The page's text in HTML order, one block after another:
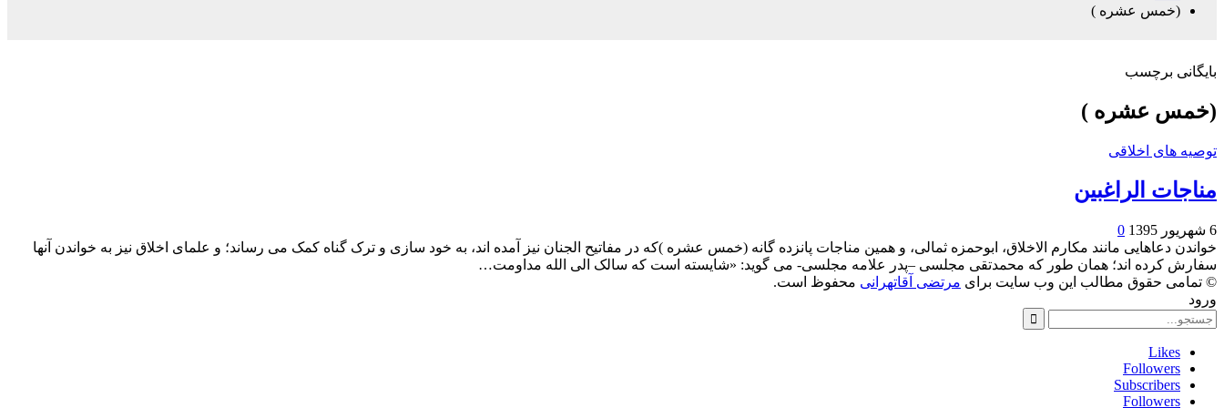
(خمس عشره )
بایگانی برچسب
(خمس عشره )
توصیه های اخلاقی
مناجات الراغبین
6 شهریور 1395
0
خواندن دعاهایی مانند مکارم الاخلاق، ابوحمزه ثمالی، و همین مناجات پانزده گانه (خمس عشره )که در مفاتیح الجنان نیز آمده اند، به خود سازی و ترک گناه کمک می رساند؛ و علمای اخلاق نیز به خواندن آنها
سفارش کرده اند؛ همان طور که محمدتقی مجلسی –پدر علامه مجلسی- می گوید: «شایسته است که سالک الی الله مداومت…
© تمامی حقوق مطالب این وب سایت برای مرتضی آقاتهرانی محفوظ است.
ورود
Likes
Followers
Subscribers
Followers